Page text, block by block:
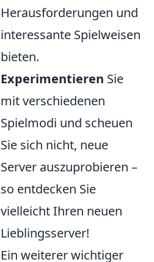
Herausforderungen und
interessante Spielweisen
bieten.
Experimentieren Sie
mit verschiedenen
Spielmodi und scheuen
Sie sich nicht, neue
Server auszuprobieren –
so entdecken Sie
vielleicht Ihren neuen
Lieblingsserver!
Ein weiterer wichtiger